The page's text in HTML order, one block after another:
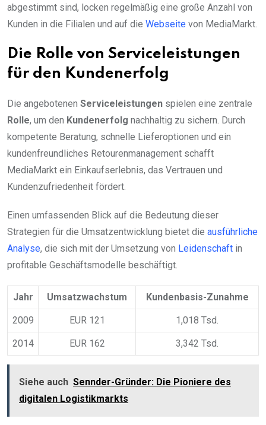
abgestimmt sind, locken regelmäßig eine große Anzahl von
Kunden in die Filialen und auf die Webseite von MediaMarkt.
Die Rolle von Serviceleistungen
für den Kundenerfolg
Die angebotenen Serviceleistungen spielen eine zentrale
Rolle, um den Kundenerfolg nachhaltig zu sichern. Durch
kompetente Beratung, schnelle Lieferoptionen und ein
kundenfreundliches Retourenmanagement schafft
MediaMarkt ein Einkaufserlebnis, das Vertrauen und
Kundenzufriedenheit fördert.
Einen umfassenden Blick auf die Bedeutung dieser
Strategien für die Umsatzentwicklung bietet die ausführliche
Analyse, die sich mit der Umsetzung von Leidenschaft in
profitable Geschäftsmodelle beschäftigt.
Jahr Umsatzwachstum Kundenbasis-Zunahme
2009 EUR 121 1,018 Tsd.
2014 EUR 162 3,342 Tsd.
Siehe auch Sennder-Gründer: Die Pioniere des
digitalen Logistikmarkts